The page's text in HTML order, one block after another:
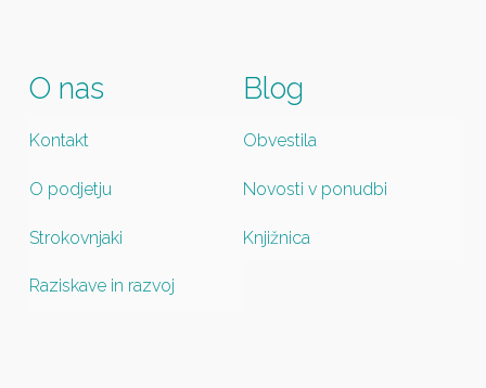
O nas
Kontakt
O podjetju
Strokovnjaki
Raziskave in razvoj
Blog
Obvestila
Novosti v ponudbi
Knjižnica